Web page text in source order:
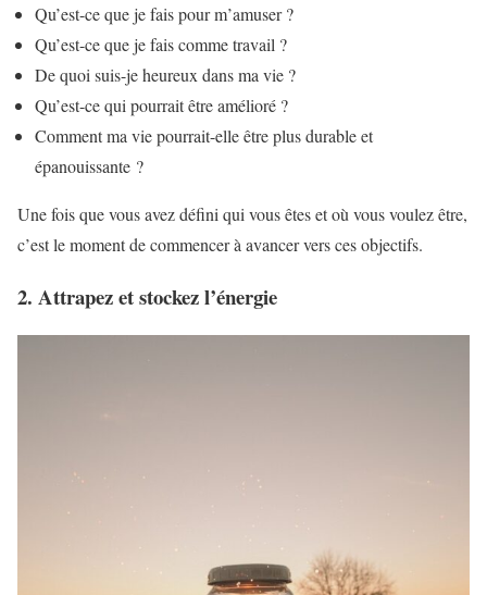
Qu’est-ce que je fais pour m’amuser ?
Qu’est-ce que je fais comme travail ?
De quoi suis-je heureux dans ma vie ?
Qu’est-ce qui pourrait être amélioré ?
Comment ma vie pourrait-elle être plus durable et
épanouissante ?
Une fois que vous avez défini qui vous êtes et où vous voulez être,
c’est le moment de commencer à avancer vers ces objectifs.
2. Attrapez et stockez l’énergie